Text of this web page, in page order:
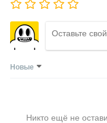
Новые
Никто ещё не